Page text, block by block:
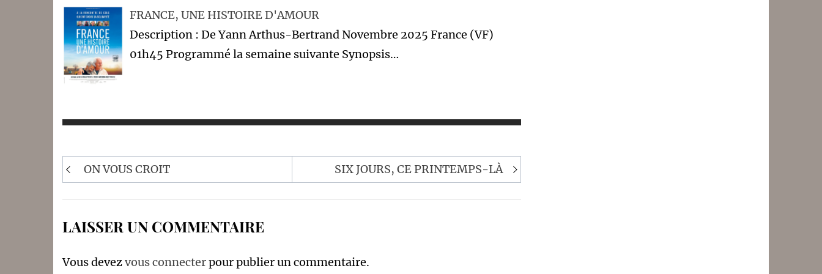
FRANCE, UNE HISTOIRE D'AMOUR
Description : De Yann Arthus-Bertrand Novembre 2025 France (VF)
01h45 Programmé la semaine suivante Synopsis…
Navigation
de
ON VOUS CROIT SIX JOURS, CE PRINTEMPS-LÀ
LAISSER UN COMMENTAIRE
Vous devezvous connecterpour publier un commentaire.